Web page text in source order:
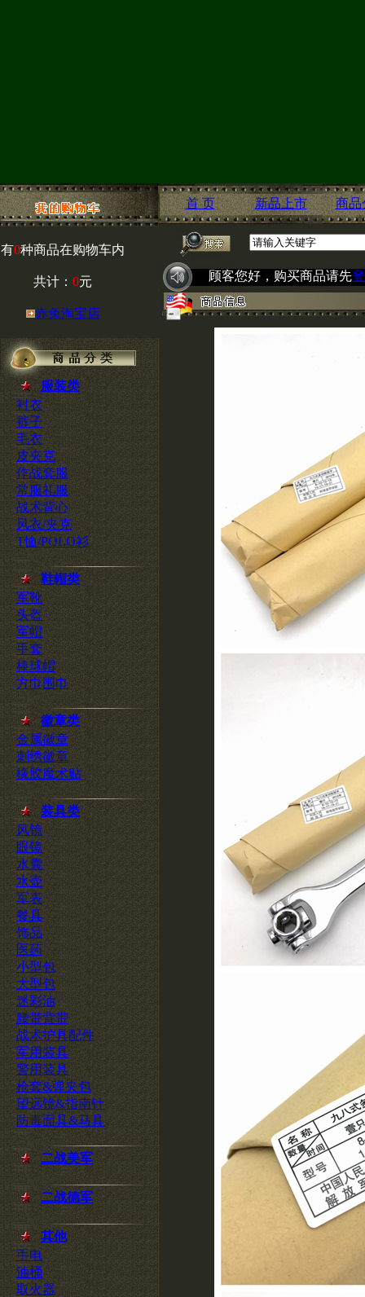
有0种商品在购物车内
共计： 0元
赤兔淘宝店
服装类
衬衣
裤子
毛衣
皮夹克
作战套服
常服礼服
战术背心
风衣/夹克
T恤/POLO衫
鞋帽类
军靴
头盔
军帽
手套
棒球帽
方巾围巾
徽章类
金属徽章
刺绣徽章
橡胶魔术贴
装具类
风镜
眼镜
水囊
水壶
军表
餐具
饰品
医药
小型包
大型包
迷彩油
腰带背带
战术护具配件
军用装具
警用装具
枪套&弹夹包
望远镜&指南针
防毒面具&马具
二战美军
二战德军
其他
手电
油桶
取火器
首 页 新品上市 商品
顾客您好，购买商品请先